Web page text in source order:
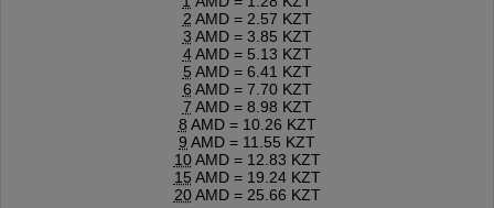
2 AMD = 2.57 KZT
3 AMD = 3.85 KZT
4AMD = 5.13 KZT
5 AMD = 6.41 KZT
6 AMD = 7.70 KZT
7 AMD = 8.98 KZT
8 AMD = 10.26 KZT
9 AMD = 11.55 KZT
10AMD = 12.83 KZT
15 AMD = 19.24 KZT
20AMD = 25.66 KZT